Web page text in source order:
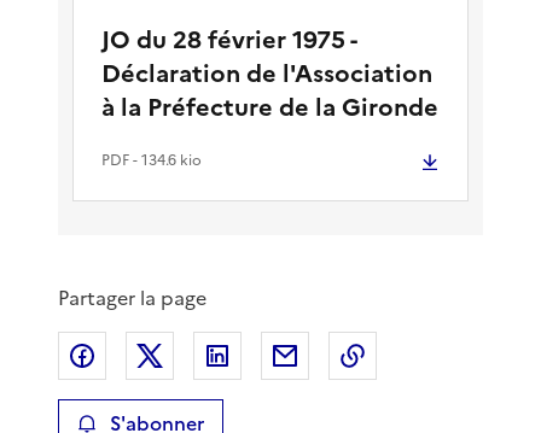
JO du 28 février 1975 -
Déclaration de l'Association
à la Préfecture de la Gironde
PDF- 134.6 kio
Partager la page
Partager sur Facebook
Partager sur XPartager sur LinkedIn
Partager par email
S'abonner